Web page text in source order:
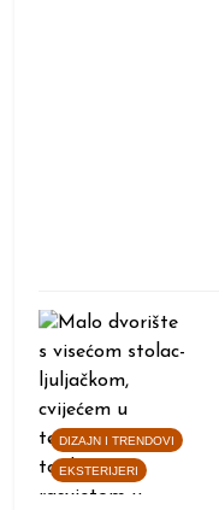
DIZAJN I TRENDOVI
EKSTERIJERI